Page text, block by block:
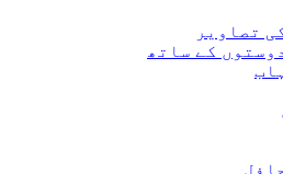
تصاویر
کے ساتھ